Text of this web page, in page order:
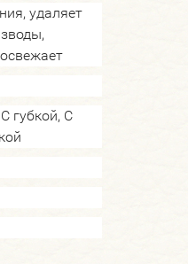
удаляет
губкой, С